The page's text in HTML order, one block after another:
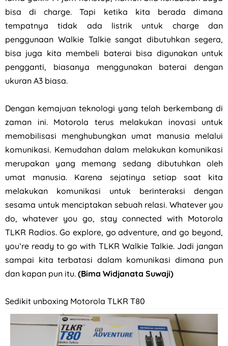
bisa di charge. Tapi ketika kita berada dimana
tempatnya tidak ada listrik untuk charge dan
penggunaan Walkie Talkie sangat dibutuhkan segera,
bisa juga kita membeli baterai bisa digunakan untuk
pengganti, biasanya menggunakan baterai dengan
ukuran A3 biasa.
Dengan kemajuan teknologi yang telah berkembang di
zaman ini. Motorola terus melakukan inovasi untuk
memobilisasi menghubungkan umat manusia melalui
komunikasi. Kemudahan dalam melakukan komunikasi
merupakan yang memang sedang dibutuhkan oleh
umat manusia. Karena sejatinya setiap saat kita
melakukan komunikasi untuk berinteraksi dengan
sesama untuk menciptakan sebuah relasi. Whatever you
do, whatever you go, stay connected with Motorola
TLKR Radios. Go explore, go adventure, and go beyond,
you’re ready to go with TLKR Walkie Talkie. Jadi jangan
sampai kita terbatasi dalam komunikasi dimana pun
dan kapan pun itu. (Bima Widjanata Suwaji)
Sedikit unboxing Motorola TLKR T80